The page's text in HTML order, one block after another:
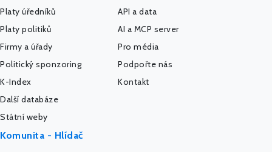
Platy úředníků
Platy politiků
Firmy a úřady
Politický sponzoring
K-Index
Další databáze
Státní weby
API a data
AI a MCP server
Pro média
Podpořte nás
Kontakt
Komunita - Hlídač